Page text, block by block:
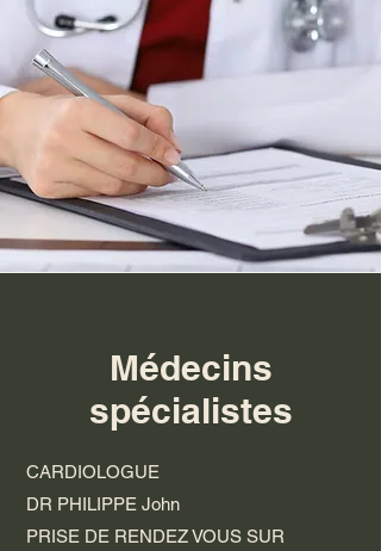
Médecins
spécialistes
CARDIOLOGUE
DR PHILIPPE John
PRISE DE RENDEZ VOUS SUR